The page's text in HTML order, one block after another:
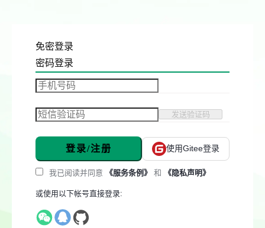
免密登录
密码登录
发送验证码
登录/注册 使用Gitee登录
我已阅读并同意 《服务条例》 和 《隐私声明》
或使用以下帐号直接登录: